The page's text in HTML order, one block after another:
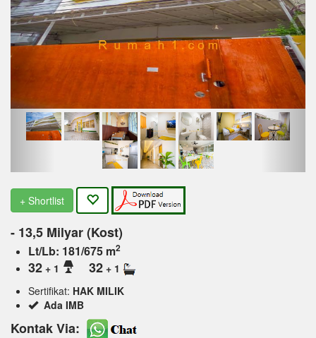
+ Shortlist
- 13,5 Milyar (Kost)
Lt/Lb: 181/675 m2
32 + 1 32 + 1
Sertifikat: HAK MILIK
Ada IMB
Kontak Via: